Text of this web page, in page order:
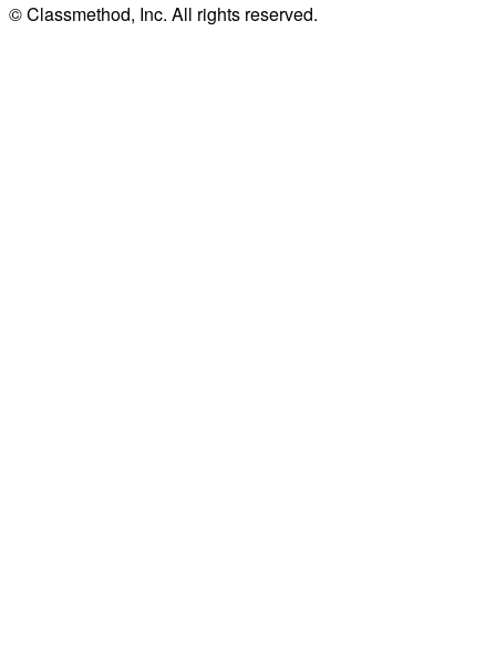
© Classmethod, Inc. All rights reserved.